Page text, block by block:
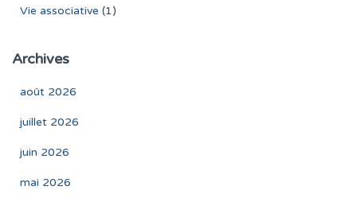
Vie associative (1)
Archives
août 2026
juillet 2026
juin 2026
mai 2026